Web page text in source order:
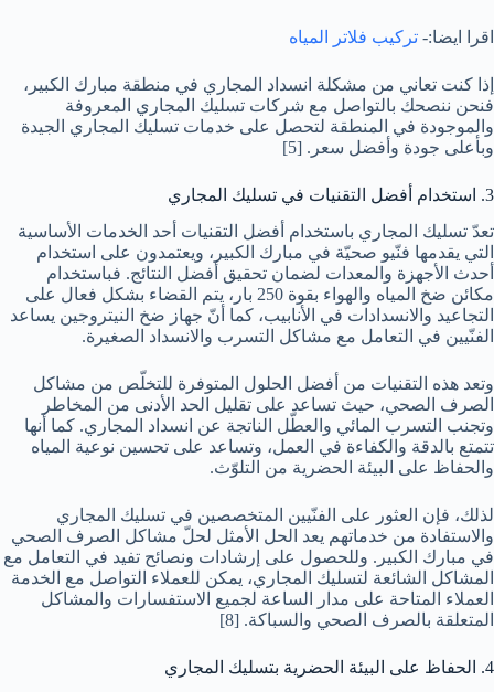
اقرا ايضا:- تركيب فلاتر المياه
إذا كنت تعاني من مشكلة انسداد المجاري في منطقة مبارك الكبير،
فنحن ننصحك بالتواصل مع شركات تسليك المجاري المعروفة
والموجودة في المنطقة لتحصل على خدمات تسليك المجاري الجيدة
وبأعلى جودة وأفضل سعر. [5]
3. استخدام أفضل التقنيات في تسليك المجاري
تعدّ تسليك المجاري باستخدام أفضل التقنيات أحد الخدمات الأساسية
التي يقدمها فنّيو صحيّة في مبارك الكبير، ويعتمدون على استخدام
أحدث الأجهزة والمعدات لضمان تحقيق أفضل النتائج. فباستخدام
مكائن ضخ المياه والهواء بقوة 250 بار، يتم القضاء بشكل فعال على
التجاعيد والانسدادات في الأنابيب، كما أنّ جهاز ضخ النيتروجين يساعد
الفنّيين في التعامل مع مشاكل التسرب والانسداد الصغيرة.
وتعد هذه التقنيات من أفضل الحلول المتوفرة للتخلّص من مشاكل
الصرف الصحي، حيث تساعد على تقليل الحد الأدنى من المخاطر
وتجنب التسرب المائي والعطّل الناتجة عن انسداد المجاري. كما أنها
تتمتع بالدقة والكفاءة في العمل، وتساعد على تحسين نوعية المياه
والحفاظ على البيئة الحضرية من التلوّث.
لذلك، فإن العثور على الفنّيين المتخصصين في تسليك المجاري
والاستفادة من خدماتهم يعد الحل الأمثل لحلّ مشاكل الصرف الصحي
في مبارك الكبير. وللحصول على إرشادات ونصائح تفيد في التعامل مع
المشاكل الشائعة لتسليك المجاري، يمكن للعملاء التواصل مع الخدمة
العملاء المتاحة على مدار الساعة لجميع الاستفسارات والمشاكل
المتعلقة بالصرف الصحي والسباكة. [8]
4. الحفاظ على البيئة الحضرية بتسليك المجاري